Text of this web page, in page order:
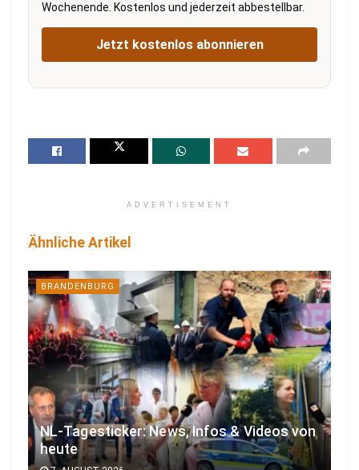
Wochenende. Kostenlos und jederzeit abbestellbar.
Jetzt kostenlos abonnieren
ADVERTISEMENT
Ähnliche Artikel
BRANDENBURG
NL-Tagesticker: News, Infos & Videos von
heute